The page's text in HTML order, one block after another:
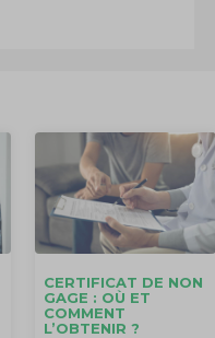
CERTIFICAT DE NON
GAGE : OÙ ET
COMMENT
L’OBTENIR ?